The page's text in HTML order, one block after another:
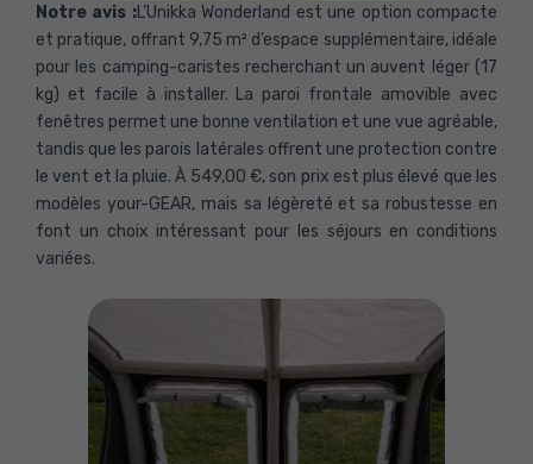
Notre avis :L’Unikka Wonderland est une option compacte
et pratique, offrant 9,75 m² d’espace supplémentaire, idéale
pour les camping-caristes recherchant un auvent léger (17
kg) et facile à installer. La paroi frontale amovible avec
fenêtres permet une bonne ventilation et une vue agréable,
tandis que les parois latérales offrent une protection contre
le vent et la pluie. À 549,00 €, son prix est plus élevé que les
modèles your-GEAR, mais sa légèreté et sa robustesse en
font un choix intéressant pour les séjours en conditions
variées.